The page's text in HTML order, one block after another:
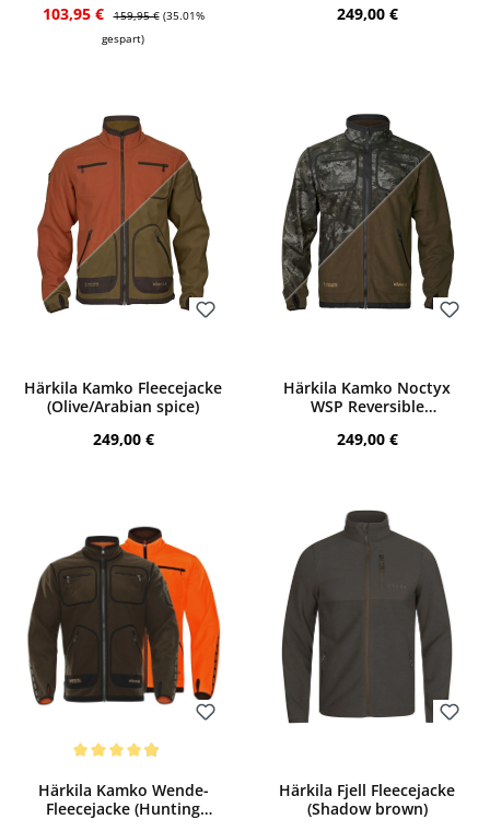
Verkaufspreis:
103,95 € Regulärer Preis:
159,95 € (35.01%
gespart)
Regulärer Preis:
249,00 €
Härkila Kamko Fleecejacke
(Olive/Arabian spice)
Regulärer Preis:
249,00 €
Härkila Kamko Noctyx
WSP Reversible
Black/Green)
Regulärer Preis:
249,00 €
Bewerten
Härkila Kamko Wende-
Fleecejacke (Hunting
Härkila Fjell Fleecejacke
(Shadow brown)